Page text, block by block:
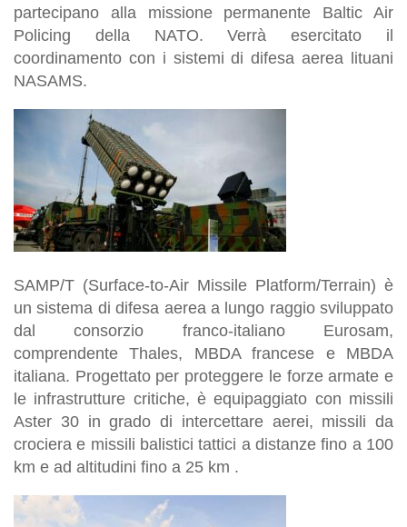
partecipano alla missione permanente Baltic Air
Policing della NATO. Verrà esercitato il
coordinamento con i sistemi di difesa aerea lituani
NASAMS.
SAMP/T (Surface-to-Air Missile Platform/Terrain) è
un sistema di difesa aerea a lungo raggio sviluppato
dal consorzio franco-italiano Eurosam,
comprendente Thales, MBDA francese e MBDA
italiana. Progettato per proteggere le forze armate e
le infrastrutture critiche, è equipaggiato con missili
Aster 30 in grado di intercettare aerei, missili da
crociera e missili balistici tattici a distanze fino a 100
km e ad altitudini fino a 25 km .